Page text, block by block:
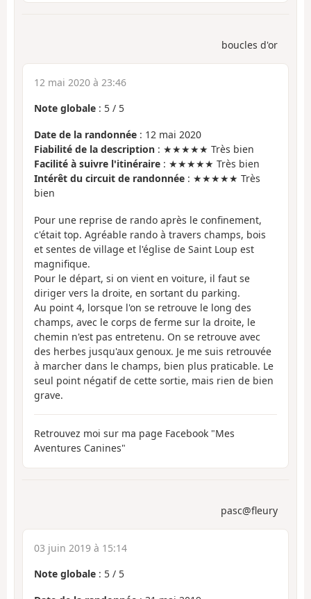
boucles d'or
12 mai 2020 à 23:46
Note globale : 5 / 5
Date de la randonnée : 12 mai 2020
Fiabilité de la description : ★★★★★ Très bien
Facilité à suivre l'itinéraire : ★★★★★ Très bien
Intérêt du circuit de randonnée : ★★★★★ Très
bien
Pour une reprise de rando après le confinement,
c'était top. Agréable rando à travers champs, bois
et sentes de village et l'église de Saint Loup est
magnifique.
Pour le départ, si on vient en voiture, il faut se
diriger vers la droite, en sortant du parking.
Au point 4, lorsque l'on se retrouve le long des
champs, avec le corps de ferme sur la droite, le
chemin n'est pas entretenu. On se retrouve avec
des herbes jusqu'aux genoux. Je me suis retrouvée
à marcher dans le champs, bien plus praticable. Le
seul point négatif de cette sortie, mais rien de bien
grave.
Retrouvez moi sur ma page Facebook "Mes
Aventures Canines"
pasc@fleury
03 juin 2019 à 15:14
Note globale : 5 / 5